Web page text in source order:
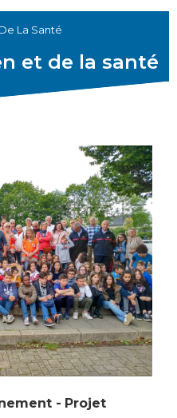
La Santé
et de la santé
Projet